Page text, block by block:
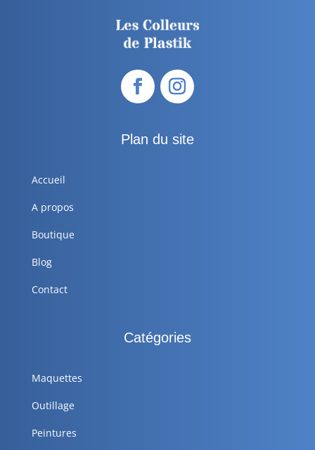
Plan du site
Accueil
A propos
Boutique
Blog
Contact
Catégories
Maquettes
Outillage
Peintures